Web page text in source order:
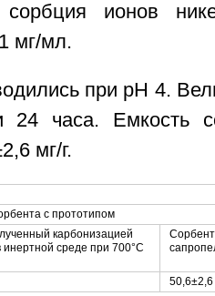
сорбция ионов
мг/мл.
при рН 4.
24 часа. Емкость
мг/г.
с прототипом
карбонизацией
инертной среде при 700°C
50,6±2,6